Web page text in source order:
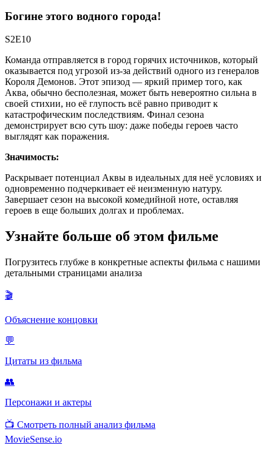
Богине этого водного города!
S2E10
Команда отправляется в город горячих источников, который
оказывается под угрозой из-за действий одного из генералов
Короля Демонов. Этот эпизод — яркий пример того, как
Аква, обычно бесполезная, может быть невероятно сильна в
своей стихии, но её глупость всё равно приводит к
катастрофическим последствиям. Финал сезона
демонстрирует всю суть шоу: даже победы героев часто
выглядят как поражения.
Значимость:
Раскрывает потенциал Аквы в идеальных для неё условиях и
одновременно подчеркивает её неизменную натуру.
Завершает сезон на высокой комедийной ноте, оставляя
героев в еще больших долгах и проблемах.
Узнайте больше об этом фильме
Погрузитесь глубже в конкретные аспекты фильма с нашими
детальными страницами анализа
🎬
Объяснение концовки
💬
Цитаты из фильма
👥
Персонажи и актеры
📺 Смотреть полный анализ фильма
MovieSense.io